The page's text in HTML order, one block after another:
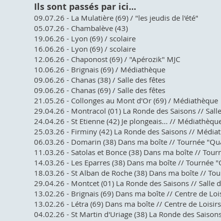
Ils sont passés par ici...
09.07.26 - La Mulatière (69) / "les jeudis de l'été"
05.07.26 - Chambalève (43)
19.06.26 - Lyon (69) / scolaire
16.06.26 - Lyon (69) / scolaire
12.06.26 - Chaponost (69) / "Apérozik" MJC​
10.06.26 - Brignais (69) / Médiathèque
09.06.26 - Chanas (38) / Salle des fêtes
09.06.26 - Chanas (69) / Salle des fêtes
21.05.26 - Collonges au Mont d'Or (69) / Médiathèque
29.04.26 - Montracol (01) La Ronde des Saisons //
24.04.26 - St Etienne (42) Je plongeais... //
25.03.26 - Firminy (42) La Ronde des Saisons //
06.03.26 - Domarin (38) Dans ma boîte // Tournée
11.03.26 - Satolas et Bonce (38) Dans ma boîte //
14.03.26 - Les Eparres (38) Dans ma boîte // Tournée
18.03.26 - St Alban de Roche (38) Dans ma boîte //
29.04.26 - Montcet (01) La Ronde des Saisons // Salle
13.02.26 - Brignais (69) Dans ma boîte // Centre de
13.02.26 - Létra (69) Dans ma boîte // Centre de Loisirs
04.02.26 - St Martin d'Uriage (38) La Ronde des